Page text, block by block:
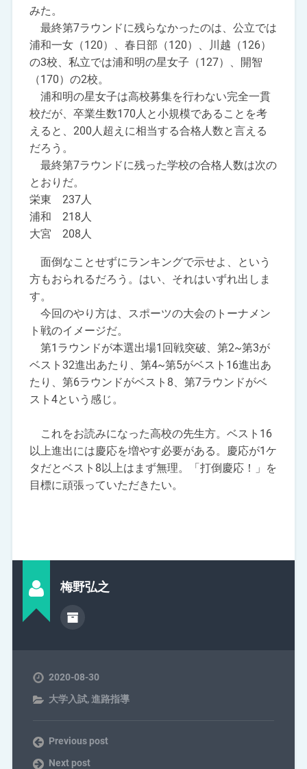
みた。
最終第7ラウンドに残らなかったのは、公立では
浦和一女（120）、春日部（120）、川越（126）
の3校、私立では浦和明の星女子（127）、開智
（170）の2校。
浦和明の星女子は高校募集を行わない完全一貫
校だが、卒業生数170人と小規模であることを考
えると、200人超えに相当する合格人数と言える
だろう。
最終第7ラウンドに残った学校の合格人数は次の
とおりだ。
栄東 237人
浦和 218人
大宮 208人
面倒なことせずにランキングで示せよ、という
方もおられるだろう。はい、それはいずれ出しま
す。
今回のやり方は、スポーツの大会のトーナメン
ト戦のイメージだ。
第1ラウンドが本選出場1回戦突破、第2~第3が
ベスト32進出あたり、第4~第5がベスト16進出あ
たり、第6ラウンドがベスト8、第7ラウンドがベ
スト4という感じ。
これをお読みになった高校の先生方。ベスト16
以上進出には慶応を増やす必要がある。慶応が1ケ
タだとベスト8以上はまず無理。「打倒慶応！」を
目標に頑張っていただきたい。
梅野弘之
2020-08-30
大学入試,進路指導
Previous post
Next post